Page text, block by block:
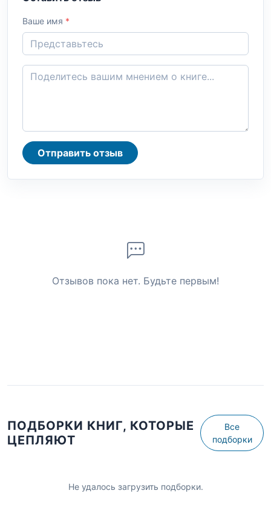
Ваше имя *
Отправить отзыв
Отзывов пока нет. Будьте первым!
ПОДБОРКИ КНИГ, КОТОРЫЕ
ЦЕПЛЯЮТ
Все
подборки
Не удалось загрузить подборки.